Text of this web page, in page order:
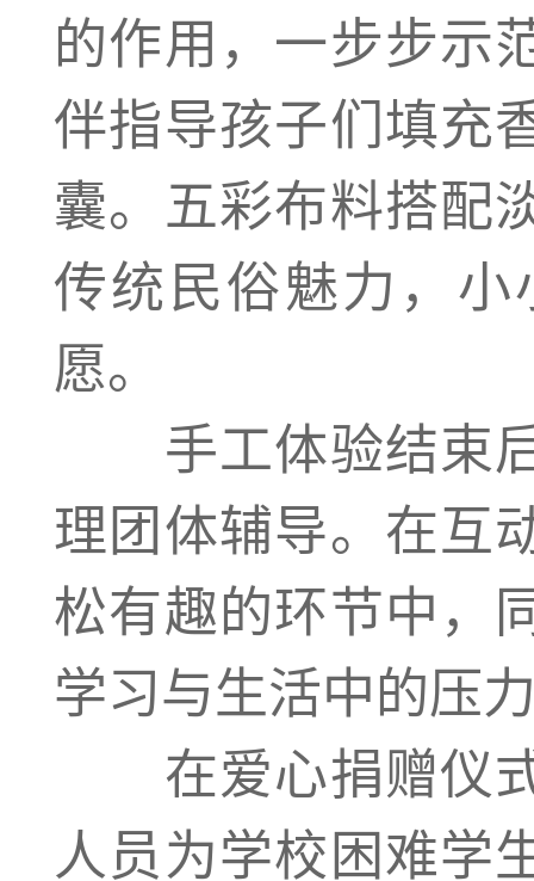
的作用，一步步示
伴指导孩子们填充
囊。五彩布料搭配
传统民俗魅力，
愿。
手工体验结束后
理团体辅导。在互
松有趣的环节中，
学习与生活中的压
在爱心捐赠仪式
人员为学校困难学